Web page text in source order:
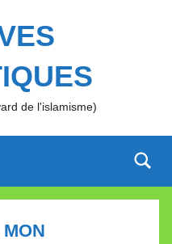
de l'islamisme)